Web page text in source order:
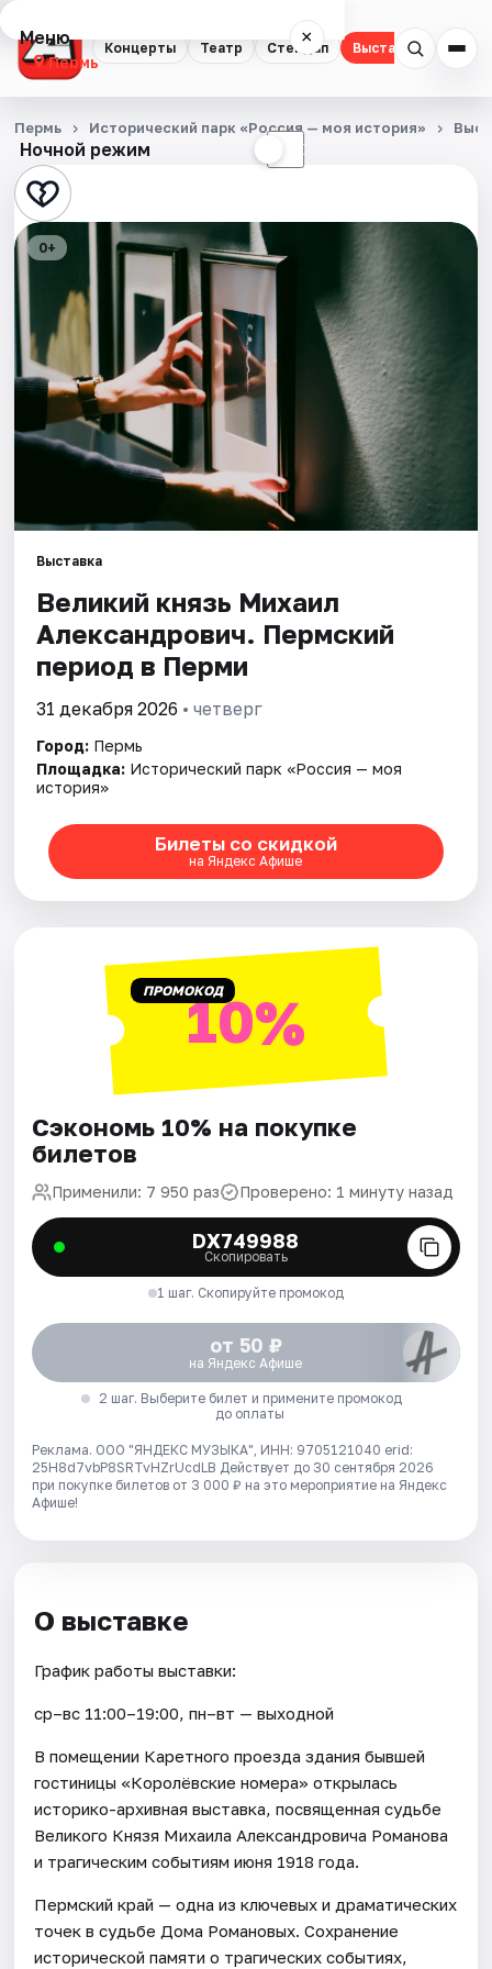
Концерты Театр Стендап Выставки
Меню ×
Пермь
Концерты
Театр
Стендап
Выставки
Квесты
Экскурсии
Спорт
Площадки
Артисты
Рейтинги
Ночной режим ☾
Пермь Исторический парк «Россия — моя история»
0+
Выставка
Великий князь Михаил
Александрович. Пермский
период в Перми
31 декабря 2026 • четверг
Город: Пермь
Площадка: Исторический парк «Россия — моя
история»
Билеты со скидкой
на Яндекс Афише
ПРОМОКОД10%
Сэкономь 10% на покупке
билетов
Применили: 7 950 раз Проверено: 1 минуту назад
DX749988
Скопировать
1 шаг. Скопируйте промокод
от 50 ₽
на Яндекс Афише
2 шаг. Выберите билет и примените промокод
до оплаты
Реклама. ООО "ЯНДЕКС МУЗЫКА", ИНН: 9705121040 erid:
25H8d7vbP8SRTvHZrUcdLB Действует до 30 сентября 2026
при покупке билетов от 3 000 ₽ на это мероприятие на Яндекс
Афише!
О выставке
График работы выставки:
ср–вс 11:00–19:00, пн–вт — выходной
В помещении Каретного проезда здания бывшей
гостиницы «Королёвские номера» открылась
историко-архивная выставка, посвященная судьбе
Великого Князя Михаила Александровича Романова
и трагическим событиям июня 1918 года.
Пермский край — одна из ключевых и драматических
точек в судьбе Дома Романовых. Сохранение
исторической памяти о трагических событиях,